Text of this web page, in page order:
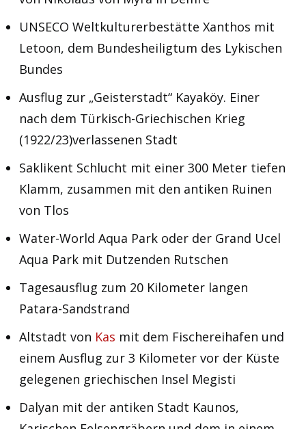
UNSECO Weltkulturerbestätte Xanthos mit
Letoon, dem Bundesheiligtum des Lykischen
Bundes
Ausflug zur „Geisterstadt“ Kayaköy. Einer
nach dem Türkisch-Griechischen Krieg
(1922/23)verlassenen Stadt
Saklikent Schlucht mit einer 300 Meter tiefen
Klamm, zusammen mit den antiken Ruinen
von Tlos
Water-World Aqua Park oder der Grand Ucel
Aqua Park mit Dutzenden Rutschen
Tagesausflug zum 20 Kilometer langen
Patara-Sandstrand
Altstadt von Kas mit dem Fischereihafen und
einem Ausflug zur 3 Kilometer vor der Küste
gelegenen griechischen Insel Megisti
Dalyan mit der antiken Stadt Kaunos,